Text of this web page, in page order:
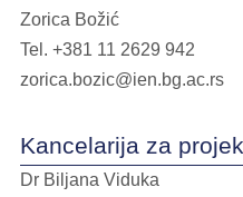
Zorica Božić
Tel. +381 11 2629 942
zorica.bozic@ien.bg.ac.rs
Kancelarija za
Dr Biljana Viduka